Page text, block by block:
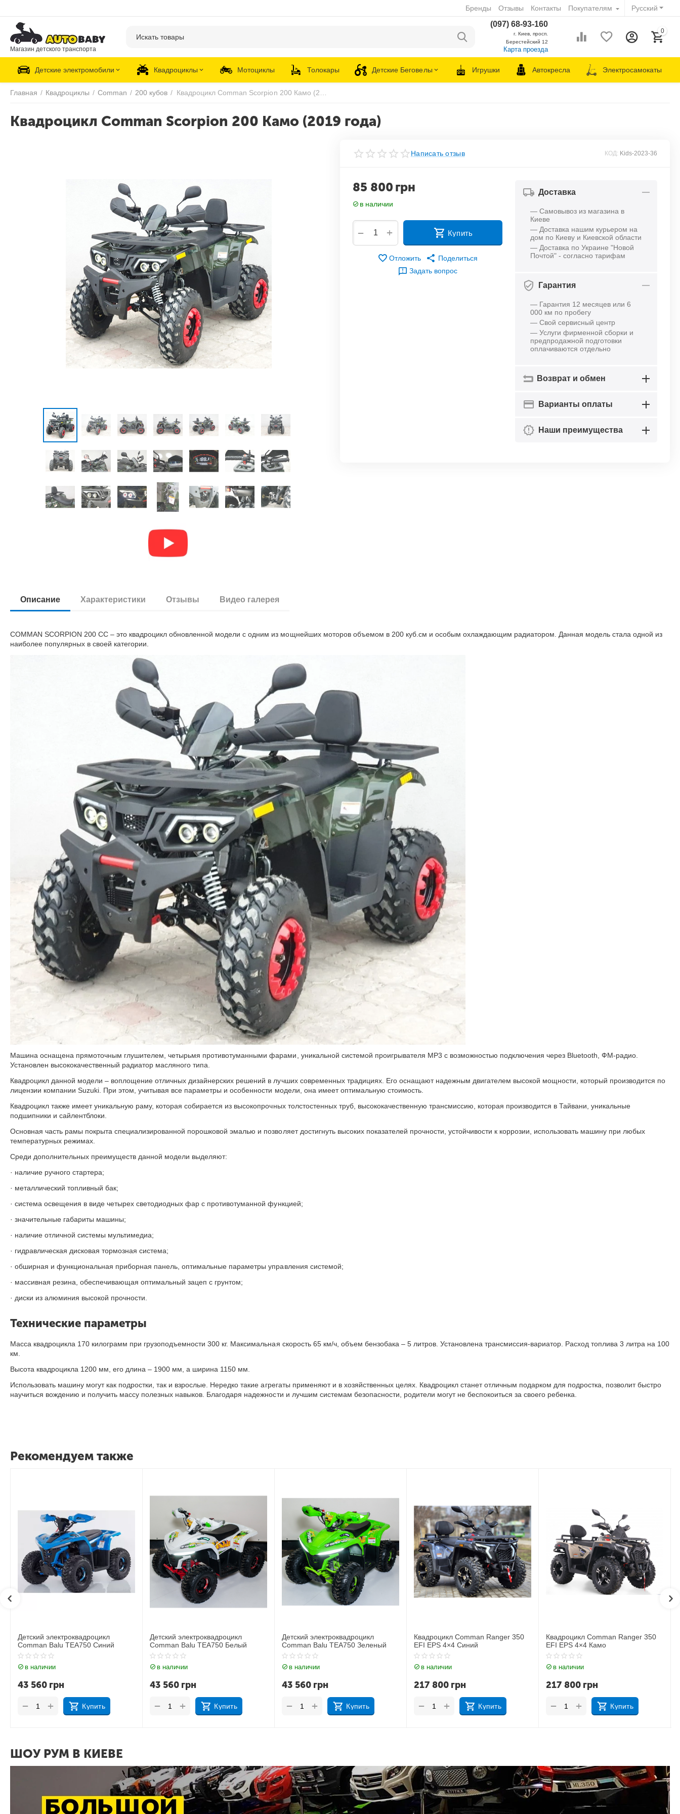
Русский
Бренды Отзывы Контакты Покупателям
Магазин детского транспорта
(097) 68-93-160
г. Киев, просп.
Берестейский 12
Карта проезда
0
Детские электромобили Квадроциклы Мотоциклы Толокары Детские Беговелы Игрушки Автокресла Электросамокаты
Главная / Квадроциклы / Comman / 200 кубов /
Квадроцикл Comman Scorpion 200 Камо (2019 года)
Написать отзыв КОД: Kids-2023-36
85 800 грн
в наличии
+
− Купить
Отложить
Поделиться
Задать вопрос
Доставка
— Самовывоз из магазина в
Киеве
— Доставка нашим курьером на
дом по Киеву и Киевской области
— Доставка по Украине "Новой
Почтой" - согласно тарифам
Гарантия
— Гарантия 12 месяцев или 6
000 км по пробегу
— Свой сервисный центр
— Услуги фирменной сборки и
предпродажной подготовки
оплачиваются отдельно
Возврат и обмен
Варианты оплаты
Наши преимущества
Описание Характеристики Отзывы Видео галерея
COMMAN SCORPION 200 CC – это квадроцикл обновленной модели с одним из мощнейших моторов объемом в 200 куб.см и особым охлаждающим радиатором. Данная модель стала одной из
наиболее популярных в своей категории.
Машина оснащена прямоточным глушителем, четырьмя противотуманными фарами, уникальной системой проигрывателя MP3 с возможностью подключения через Bluetooth, ФМ-радио.
Установлен высококачественный радиатор масляного типа.
Квадроцикл данной модели – воплощение отличных дизайнерских решений в лучших современных традициях. Его оснащают надежным двигателем высокой мощности, который производится по
лицензии компании Suzuki. При этом, учитывая все параметры и особенности модели, она имеет оптимальную стоимость.
Квадроцикл также имеет уникальную раму, которая собирается из высокопрочных толстостенных труб, высококачественную трансмиссию, которая производится в Тайвани, уникальные
подшипники и сайлентблоки.
Основная часть рамы покрыта специализированной порошковой эмалью и позволяет достигнуть высоких показателей прочности, устойчивости к коррозии, использовать машину при любых
температурных режимах.
Среди дополнительных преимуществ данной модели выделяют:
· наличие ручного стартера;
· металлический топливный бак;
· система освещения в виде четырех светодиодных фар с противотуманной функцией;
· значительные габариты машины;
· наличие отличной системы мультимедиа;
· гидравлическая дисковая тормозная система;
· обширная и функциональная приборная панель, оптимальные параметры управления системой;
· массивная резина, обеспечивающая оптимальный зацеп с грунтом;
· диски из алюминия высокой прочности.
Технические параметры
Масса квадроцикла 170 килограмм при грузоподъемности 300 кг. Максимальная скорость 65 км/ч, объем бензобака – 5 литров. Установлена трансмиссия-вариатор. Расход топлива 3 литра на 100
км.
Высота квадроцикла 1200 мм, его длина – 1900 мм, а ширина 1150 мм.
Использовать машину могут как подростки, так и взрослые. Нередко такие агрегаты применяют и в хозяйственных целях. Квадроцикл станет отличным подарком для подростка, позволит быстро
научиться вождению и получить массу полезных навыков. Благодаря надежности и лучшим системам безопасности, родители могут не беспокоиться за своего ребенка.
Рекомендуем также
Детский электроквадроцикл
Comman Balu TEA750 Белый
в наличии
43 560 грн
Купить
+
−
Детский электроквадроцикл
Comman Balu TEA750 Зеленый
в наличии
43 560 грн
Купить
+
−
Квадроцикл Comman Ranger 350
EFI EPS 4×4 Синий
в наличии
217 800грн
Купить
+
−
Квадроцикл Comman Ranger 350
EFI EPS 4×4 Камо
в наличии
217 800 грн
Купить
+
−
Электроквадроцикл Motoleader
PIONEER 1000W
в наличии
32 000грн
Купить
+
−
ШОУ РУМ В КИЕВЕ